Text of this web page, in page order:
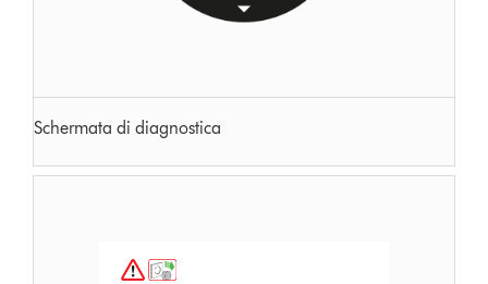
Schermata di diagnostica